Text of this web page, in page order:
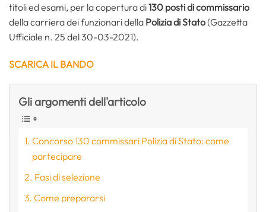
titoli ed esami, per la copertura di130 posti di commissario
della carriera dei funzionari della Polizia di Stato(Gazzetta
Ufficiale n. 25 del 30-03-2021).
SCARICA IL BANDO
Gli argomenti dell'articolo
Concorso 130 commissari Polizia di Stato: come
partecipare
Fasi di selezione
Come prepararsi